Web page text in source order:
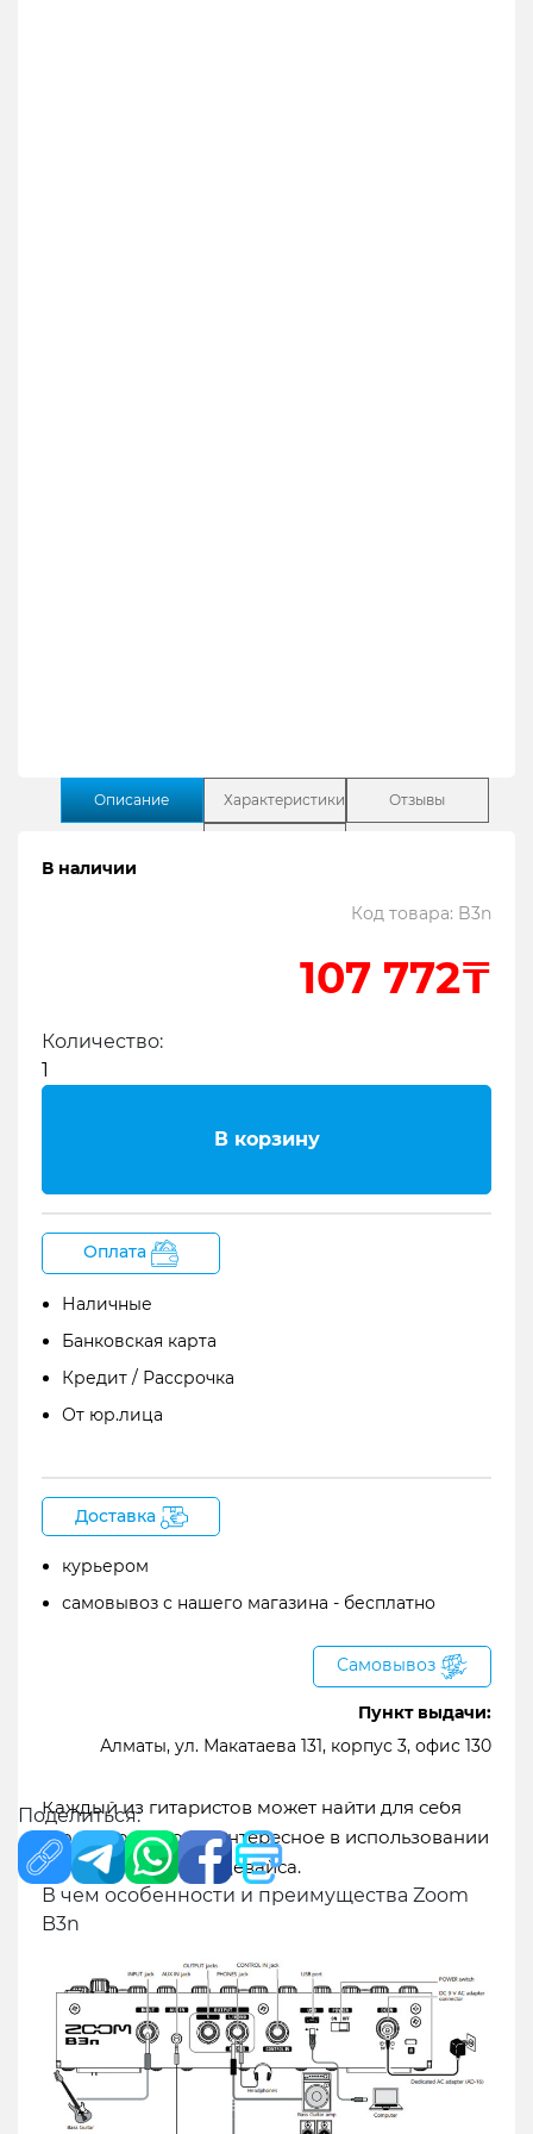
Описание Характеристики Отзывы
Басовый процессор zoom B3n
2 В чем особенности и преимущества Zoom
Басовый процессор zoom B3n
Отличный образец современного цифрового
гитарного оборудования, с передовыми
технологиями, оригинальным дизайном и
содержание – все это о басовом процессоре
Басовый процессор B3n купить похорошей
Каждый из гитаристов может найти для себя
что-то полезное и интересное в использовании
этого уникального девайса.
В чем особенности и преимущества Zoom
B3n
В наличии
Код товара: B3n
107 772₸
Количество:
В корзину
Оплата
Наличные
Банковская карта
Кредит / Рассрочка
От юр.лица
Доставка
курьером
самовывоз с нашего магазина - бесплатно
Самовывоз
Пункт выдачи:
Алматы, ул. Макатаева 131, корпус 3, офис 130
Поделиться:
Доставка в города: Алматы
Экибастуз